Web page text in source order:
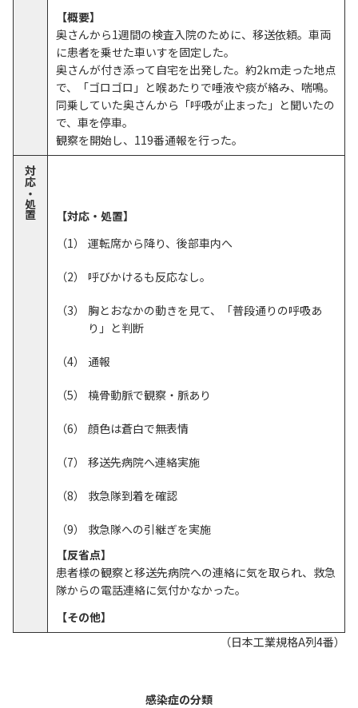
【概要】
奥さんから1週間の検査入院のために、移送依頼。車両
に患者を乗せた車いすを固定した。
奥さんが付き添って自宅を出発した。約2km走った地点
で、「ゴロゴロ」と喉あたりで唾液や痰が絡み、喘鳴。
同乗していた奥さんから「呼吸が止まった」と聞いたの
で、車を停車。
観察を開始し、119番通報を行った。
対応・処置
【対応・処置】
運転席から降り、後部車内へ
呼びかけるも反応なし。
胸とおなかの動きを見て、「普段通りの呼吸あ
り」と判断
通報
橈骨動脈で観察・脈あり
顔色は蒼白で無表情
移送先病院へ連絡実施
救急隊到着を確認
救急隊への引継ぎを実施
【反省点】
患者様の観察と移送先病院への連絡に気を取られ、救急
隊からの電話連絡に気付かなかった。
【その他】
（日本工業規格A列4番）
感染症の分類